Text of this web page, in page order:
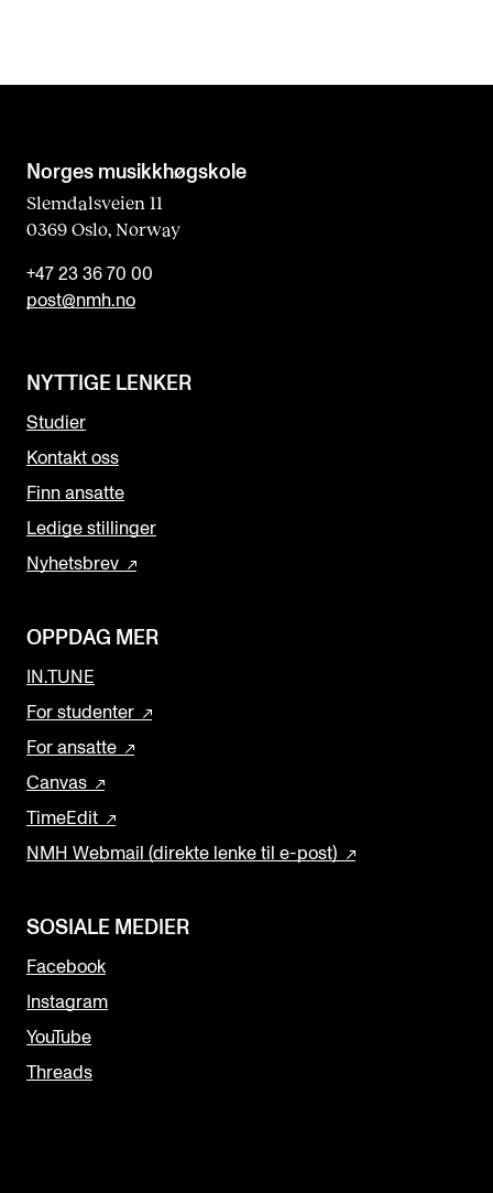
Norges musikk­høgskole
Slemdalsveien 11
0369 Oslo, Norway
+47 23 36 70 00
post@nmh.no
NYTTIGE LENKER
Studier
Kontakt oss
Finn ansatte
Ledige stillinger
Nyhetsbrev
OPPDAG MER
IN.TUNE
For studenter
For ansatte
Canvas
TimeEdit
NMH Webmail (direkte lenke til e-post)
SOSIALE MEDIER
Facebook
Instagram
YouTube
Threads